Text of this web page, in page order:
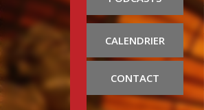
CALENDRIER
CONTACT